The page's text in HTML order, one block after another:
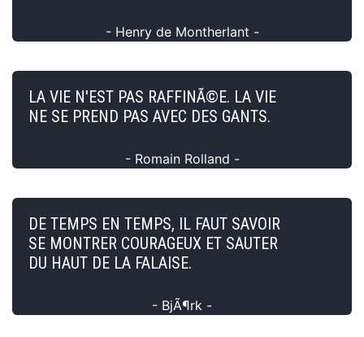
- Henry de Montherlant -
LA VIE N'EST PAS RAFFINÃ©E. LA VIE
NE SE PREND PAS AVEC DES GANTS.
- Romain Rolland -
DE TEMPS EN TEMPS, IL FAUT SAVOIR
SE MONTRER COURAGEUX ET SAUTER
DU HAUT DE LA FALAISE.
- BjÃ¶rk -